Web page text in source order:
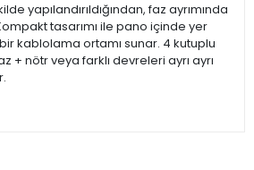
yapılandırıldığından, faz ayrımında
tasarımı ile pano içinde yer
kablolama ortamı sunar. 4 kutuplu
+ nötr veya farklı devreleri ayrı ayrı